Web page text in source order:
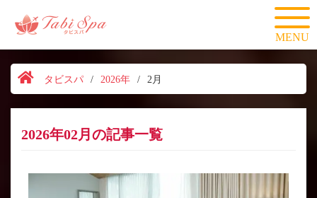
MENU
タビスパ / 2026年 / 2月
2026年02月の記事一覧